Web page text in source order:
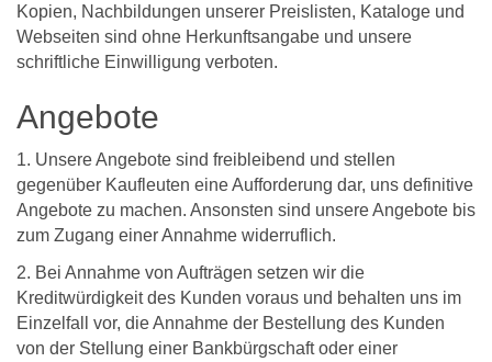
Kopien, Nachbildungen unserer Preislisten, Kataloge und
Webseiten sind ohne Herkunftsangabe und unsere
schriftliche Einwilligung verboten.
Angebote
1. Unsere Angebote sind freibleibend und stellen
gegenüber Kaufleuten eine Aufforderung dar, uns definitive
Angebote zu machen. Ansonsten sind unsere Angebote bis
zum Zugang einer Annahme widerruflich.
2. Bei Annahme von Aufträgen setzen wir die
Kreditwürdigkeit des Kunden voraus und behalten uns im
Einzelfall vor, die Annahme der Bestellung des Kunden
von der Stellung einer Bankbürgschaft oder einer